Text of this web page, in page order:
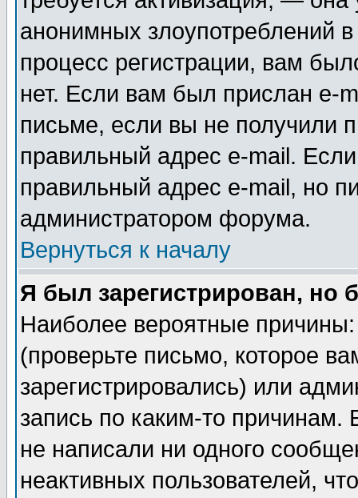
анонимных злоупотреблений
процесс регистрации, вам
нет. Если вам был прислан e-
письме, если вы не получили
правильный адрес e-mail.
правильный адрес e-mail, но
администратором форума.
Вернуться к началу
Я был зарегистрирован, но
Наиболее вероятные
(проверьте письмо, которое
зарегистрировались) или
запись по каким-то
не написали ни одного
неактивных пользователей,